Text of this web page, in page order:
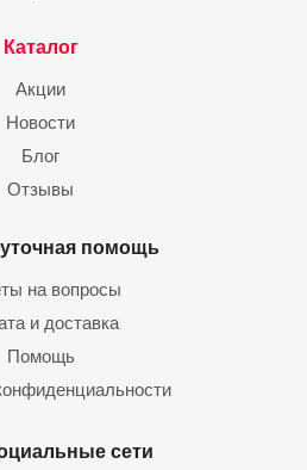
Каталог
Акции
Новости
Блог
Отзывы
помощь
на вопросы
и доставка
Помощь
сети